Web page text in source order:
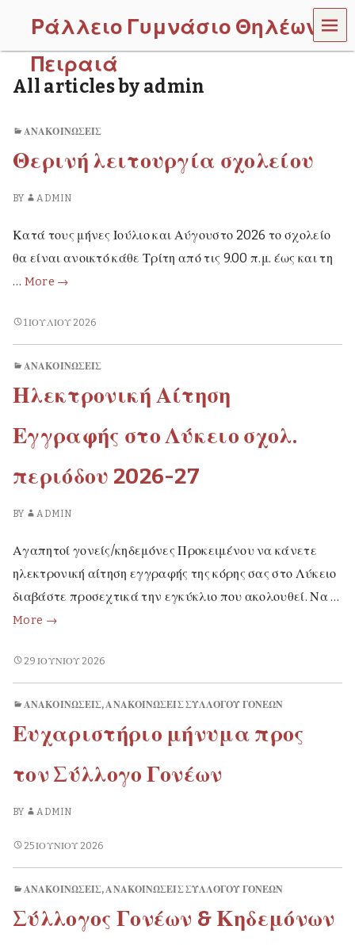
Ράλλειο Γυμνάσιο Θηλέων
Πειραιά
MEN
U
All articles by admin
ΑΝΑΚΟΙΝΏΣΕΙΣ
Θερινή λειτουργία σχολείου
BY ADMIN
Κατά τους μήνες Ιούλιο και Αύγουστο 2026 το σχολείο
θα είναι ανοικτό κάθε Τρίτη από τις 9.00 π.μ. έως και τη
… More
Θερινή
σχολείου
→
ΘΕΡΙΝΉ
1 ΙΟΥΛΊΟΥ 2026
ΑΝΑΚΟΙΝΏΣΕΙΣ
Ηλεκτρονική Αίτηση
Εγγραφής στο Λύκειο σχολ.
περιόδου 2026-27
BY ADMIN
Αγαπητοί γονείς/κηδεμόνες Προκειμένου να κάνετε
ηλεκτρονική αίτηση εγγραφής της κόρης σας στο Λύκειο
διαβάστε προσεχτικά την εγκύκλιο που ακολουθεί. Να …
More
Ηλεκτρονική
Εγγραφής
Λύκειο
περιόδου
27
→
ΗΛΕΚΤΡΟΝΙΚΉ
ΛΎΚΕΙΟ
ΠΕΡΙΌΔΟΥ
2026-
29 ΙΟΥΝΊΟΥ 2026
ΑΝΑΚΟΙΝΏΣΕΙΣ, ΑΝΑΚΟΙΝΏΣΕΙΣ ΣΥΛΛΌΓΟΥ ΓΟΝΈΩΝ
Ευχαριστήριο μήνυμα προς
τον Σύλλογο Γονέων
BY ADMIN
ΕΥΧΑΡΙΣΤΉΡΙΟ
ΣΎΛΛΟΓΟ
25 ΙΟΥΝΊΟΥ 2026
ΑΝΑΚΟΙΝΏΣΕΙΣ,ΑΝΑΚΟΙΝΏΣΕΙΣ ΣΥΛΛΌΓΟΥ ΓΟΝΈΩΝ
Σύλλογος Γονέων & Κηδεμόνων